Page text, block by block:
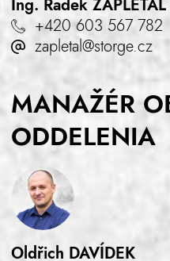
Ing. Radek ZAPLETAL
+420 603 567 782
zapletal@storge.cz
MANAŽÉR
ODDELENIA
Oldřich DAVÍDEK